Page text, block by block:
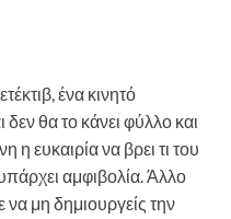
ένα κινητό
δεν θα το κάνει φύλλο και
η ευκαιρία να βρει τι του
αμφιβολία. Άλλο
να μη δημιουργείς την